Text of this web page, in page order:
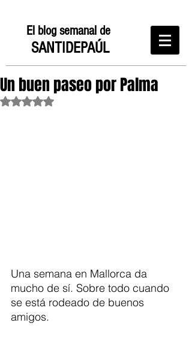
El blog semanal de
SANTIDEPAÚL
Un buen paseo por Palma
Obtuvo NaN de 5 estrellas.
Una semana en Mallorca da
mucho de sí. Sobre todo cuando
se está rodeado de buenos
amigos.